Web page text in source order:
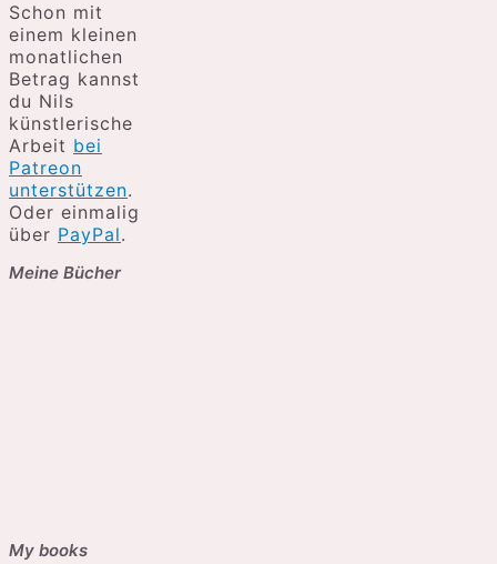
Schon mit
einem kleinen
monatlichen
Betrag kannst
du Nils
künstlerische
Arbeit bei
Patreon
unterstützen.
Oder einmalig
über PayPal.
Meine Bücher
My books